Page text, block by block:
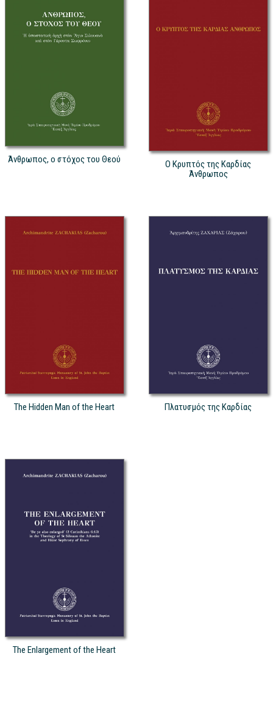
Άνθρωπος, ο στόχος του Θεού
Ο Κρυπτός της Καρδίας
Άνθρωπος
The Hidden Man of the Heart Πλατυσμός της Καρδίας
The Enlargement of the Heart